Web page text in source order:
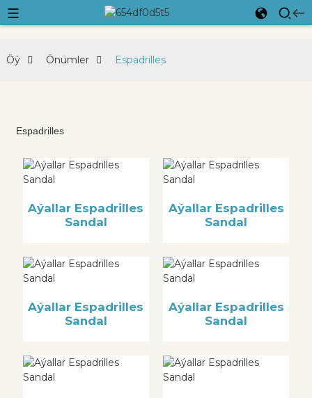
Öý Önümler Espadrilles
Espadrilles
Aýallar Espadrilles
Sandal
Aýallar Espadrilles
Sandal
Aýallar Espadrilles
Sandal
Aýallar Espadrilles
Sandal